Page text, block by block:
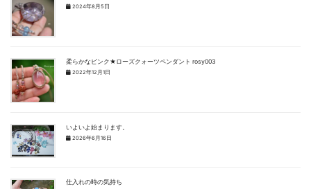
2024年8月5日
柔らかなピンク★ローズクォーツペンダント rosy003
2022年12月1日
いよいよ始まります。
2026年6月16日
仕入れの時の気持ち